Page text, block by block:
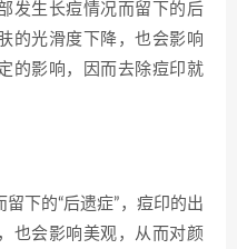
发生长痘情况而留下的后
的光滑度下降，也会影响
的影响，因而去除痘印就
下的“后遗症”，痘印的出
也会影响美观，从而对颜